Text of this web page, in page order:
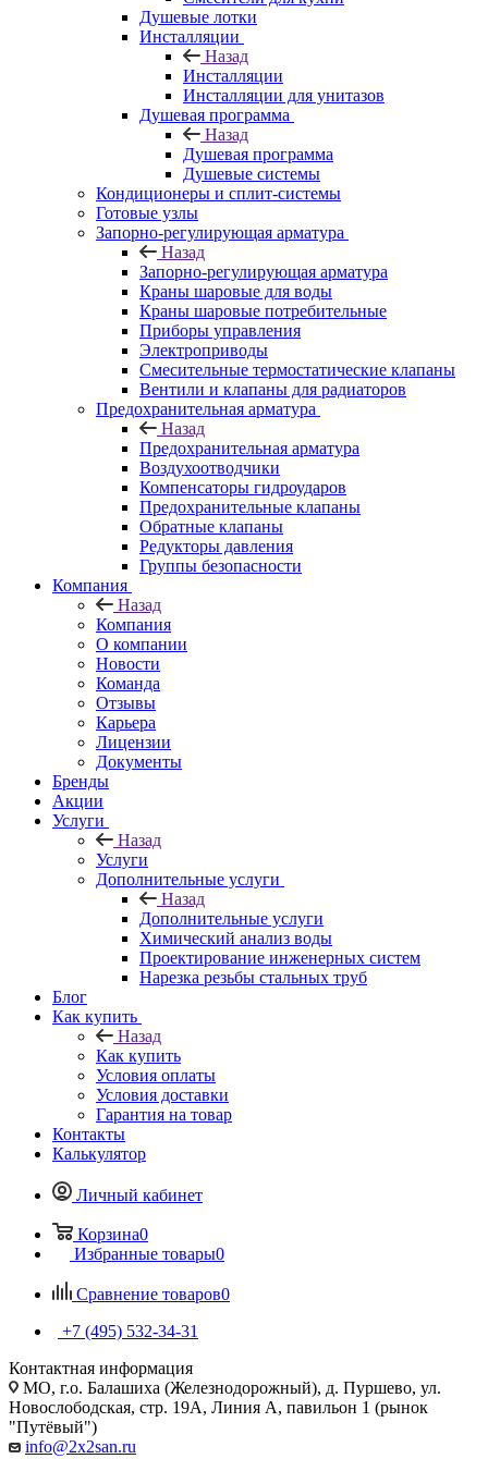
Душевые лотки
Инсталляции
Назад
Инсталляции
Инсталляции для унитазов
Душевая программа
Назад
Душевая программа
Душевые системы
Кондиционеры и сплит-системы
Готовые узлы
Запорно-регулирующая арматура
Назад
Запорно-регулирующая арматура
Краны шаровые для воды
Краны шаровые потребительные
Приборы управления
Электроприводы
Смесительные термостатические клапаны
Вентили и клапаны для радиаторов
Предохранительная арматура
Назад
Предохранительная арматура
Воздухоотводчики
Компенсаторы гидроударов
Предохранительные клапаны
Обратные клапаны
Редукторы давления
Группы безопасности
Компания
Назад
Компания
О компании
Новости
Команда
Отзывы
Карьера
Лицензии
Документы
Бренды
Акции
Услуги
Назад
Услуги
Дополнительные услуги
Назад
Дополнительные услуги
Химический анализ воды
Проектирование инженерных систем
Нарезка резьбы стальных труб
Блог
Как купить
Назад
Как купить
Условия оплаты
Условия доставки
Гарантия на товар
Контакты
Калькулятор
Личный кабинет
Корзина0
Избранные товары0
Сравнение товаров0
+7 (495) 532‑34‑31
Контактная информация
МО, г.о. Балашиха (Железнодорожный), д. Пуршево, ул.
Новослободская, стр. 19А, Линия А, павильон 1 (рынок
"Путёвый")
info@2x2san.ru